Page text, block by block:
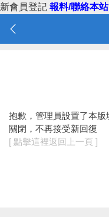
新會員登記 報料/聯絡本站
抱歉，管理員設置了本
關閉，不再接受新回復
[ 點擊這裡返回上一頁 ]